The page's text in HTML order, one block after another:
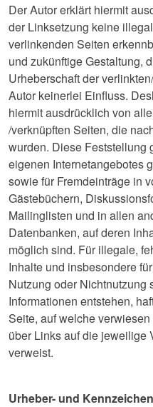
Der Autor erklärt hiermit
der Linksetzung keine
verlinkenden Seiten
und zukünftige Gestaltung,
Urheberschaft der
Autor keinerlei Einfluss.
hiermit ausdrücklich von
/verknüpften Seiten, die
wurden. Diese Feststellung
eigenen Internetangebotes
sowie für Fremdeinträge in
Gästebüchern,
Mailinglisten und in allen
Datenbanken, auf deren
möglich sind. Für illegale,
Inhalte und insbesondere
Nutzung oder Nichtnutzung
Informationen entstehen,
Seite, auf welche
über Links auf die jeweilige
verweist.
Urheber- und